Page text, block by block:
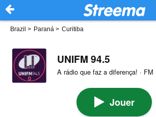
Brazil > Paraná > Curitiba
UNIFM 94.5
A rádio que faz a diferença! · FM
Jouer